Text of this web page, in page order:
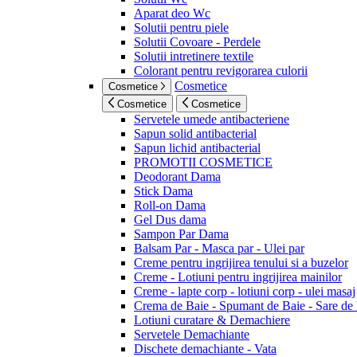
Aparat deo Wc
Solutii pentru piele
Solutii Covoare - Perdele
Solutii intretinere textile
Colorant pentru revigorarea culorii
Cosmetice Cosmetice
Cosmetice Cosmetice
Servetele umede antibacteriene
Sapun solid antibacterial
Sapun lichid antibacterial
PROMOTII COSMETICE
Deodorant Dama
Stick Dama
Roll-on Dama
Gel Dus dama
Sampon Par Dama
Balsam Par - Masca par - Ulei par
Creme pentru ingrijirea tenului si a buzelor
Creme - Lotiuni pentru ingrijirea mainilor
Creme - lapte corp - lotiuni corp - ulei masaj
Crema de Baie - Spumant de Baie - Sare de
Lotiuni curatare & Demachiere
Servetele Demachiante
Dischete demachiante - Vata